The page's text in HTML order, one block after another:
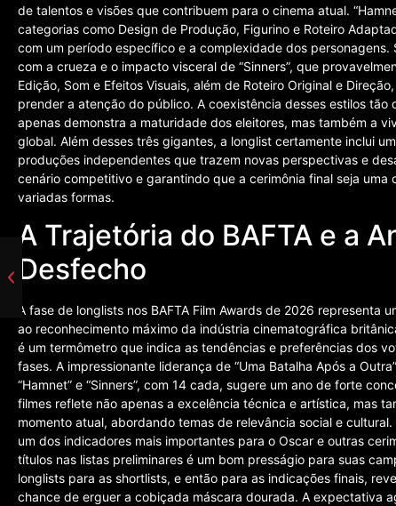
de talentos e visões que contribuem para o cinema atual.
categorias como Design de Produção, Figurino e Roteiro
com um período específico e a complexidade dos
com a crueza e o impacto visceral de “Sinners”, que
Edição, Som e Efeitos Visuais, além de Roteiro Original e
prender a atenção do público. A coexistência desses estilos tão
apenas demonstra a maturidade dos eleitores, mas também a
global. Além desses três gigantes, a longlist certamente inclui
produções independentes que trazem novas perspectivas e
cenário competitivo e garantindo que a cerimônia final seja
variadas formas.
A Trajetória do BAFTA e a
Desfecho
A fase de longlists nos BAFTA Film Awards de 2026 representa
ao reconhecimento máximo da indústria cinematográfica
é um termômetro que indica as tendências e preferências dos
fases. A impressionante liderança de “Uma Batalha Após a
“Hamnet” e “Sinners”, com 14 cada, sugere um ano de forte
filmes reflete não apenas a excelência técnica e artística, mas
momento atual, abordando temas de relevância social e
um dos indicadores mais importantes para o Oscar e outras
títulos nas listas preliminares é um bom presságio para suas
longlists para as shortlists, e então para as indicações finais,
chance de erguer a cobiçada máscara dourada. A expectativa